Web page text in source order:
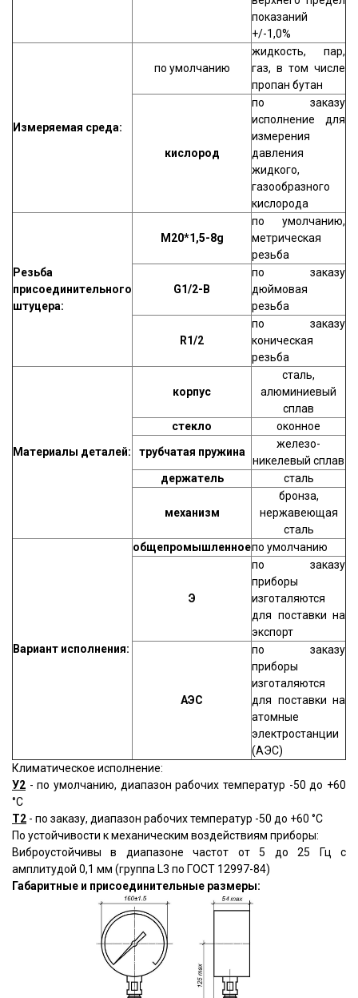
показаний
+/-1,0%
Измеряемая среда:
по умолчанию
жидкость, пар,
газ, в том числе
пропан бутан
кислород
по заказу
исполнение для
измерения
давления
жидкого,
газообразного
кислорода
Резьба
присоединительного
штуцера:
М20*1,5-8g
по умолчанию,
метрическая
резьба
G1/2-B
по заказу
дюймовая
резьба
R1/2
по заказу
коническая
резьба
Материалы деталей:
корпус
сталь,
алюминиевый
сплав
стекло
оконное
трубчатая пружина
железо-
никелевый сплав
держатель
сталь
механизм
бронза,
нержавеющая
сталь
Вариант исполнения:
общепромышленноепо умолчанию
Э
по заказу
приборы
изготаляются
для поставки на
экспорт
АЭС
по заказу
приборы
изготаляются
для поставки на
атомные
электростанции
(АЭС)
Климатическое исполнение:
У2 - по умолчанию, диапазон рабочих температур -50 до +60
°С
Т2 - по заказу, диапазон рабочих температур -50 до +60 °С
По устойчивости к механическим воздействиям приборы:
Виброустойчивы в диапазоне частот от 5 до 25 Гц с
амплитудой 0,1 мм (группа L3 по ГОСТ 12997-84)
Габаритные и присоединительные размеры: